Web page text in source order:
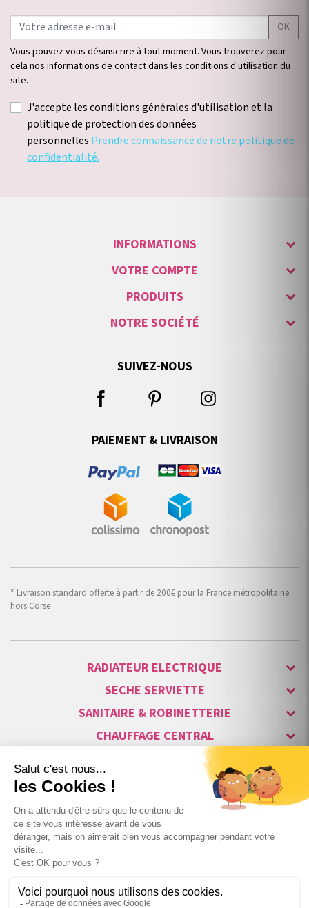
OK
Vous pouvez vous désinscrire à tout moment. Vous trouverez pour
cela nos informations de contact dans les conditions d'utilisation du
site.
J'accepte les conditions générales d'utilisation et la
politique de protection des données
personnelles Prendre connaissance de notre politique de
confidentialité.
INFORMATIONS
VOTRE COMPTE
PRODUITS
NOTRE SOCIÉTÉ
SUIVEZ-NOUS
PAIEMENT & LIVRAISON
* Livraison standard offerte à partir de 200€ pour la France métropolitaine
hors Corse
RADIATEUR ELECTRIQUE
SECHE SERVIETTE
SANITAIRE & ROBINETTERIE
CHAUFFAGE CENTRAL
ALARME & SÉCURITÉ
MAISON CONNECTÉE
VISIOPHONE & INTERPHONE
LUMINAIRES & ECLAIRAGE